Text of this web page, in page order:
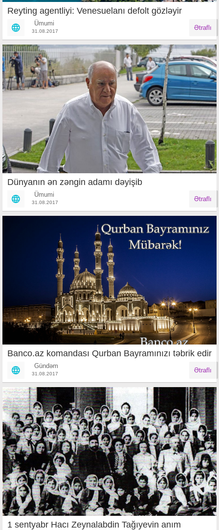
Reyting agentliyi: Venesuelanı defolt gözləyir
Ümumi
31.08.2017 Ətraflı
Dünyanın ən zəngin adamı dəyişib
Ümumi
31.08.2017 Ətraflı
Banco.az komandası Qurban Bayramınızı təbrik edir
Gündəm
31.08.2017 Ətraflı
1 sentyabr Hacı Zeynalabdin Tağıyevin anım